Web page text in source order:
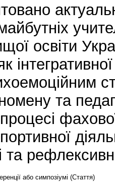
освіти
та
та
або симпозіумі (Стаття)